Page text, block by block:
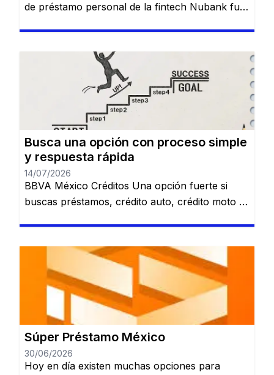
de préstamo personal de la fintech Nubank fue
desde la aplicación en pocos minutos. 💰 Ideal
para: usuarios que ya utilizan una cuenta digital
y buscan crédito rápido. TurboPeso La
plataforma se destaca por […]
Busca una opción con proceso simple
y respuesta rápida
14/07/2026
BBVA México Créditos Una opción fuerte si
buscas préstamos, crédito auto, crédito moto o
lugar. Préstamo personal. Crédito automotriz.
Crédito moto. Préstamo de nómina. Ver
opciones de BBVA Sujeto a evaluación y
aprobación. Santander Préstamos Puede ser
una alternativa para quienes quieren comparar
[…]
Súper Préstamo México
30/06/2026
Hoy en día existen muchas opciones para